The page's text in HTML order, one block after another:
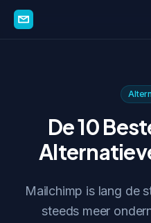
De 10
Mailchimp is lang de
steeds meer